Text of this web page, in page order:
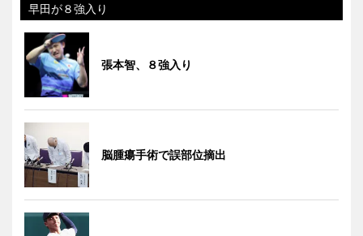
早田が８強入り
張本智、８強入り
脳腫瘍手術で誤部位摘出